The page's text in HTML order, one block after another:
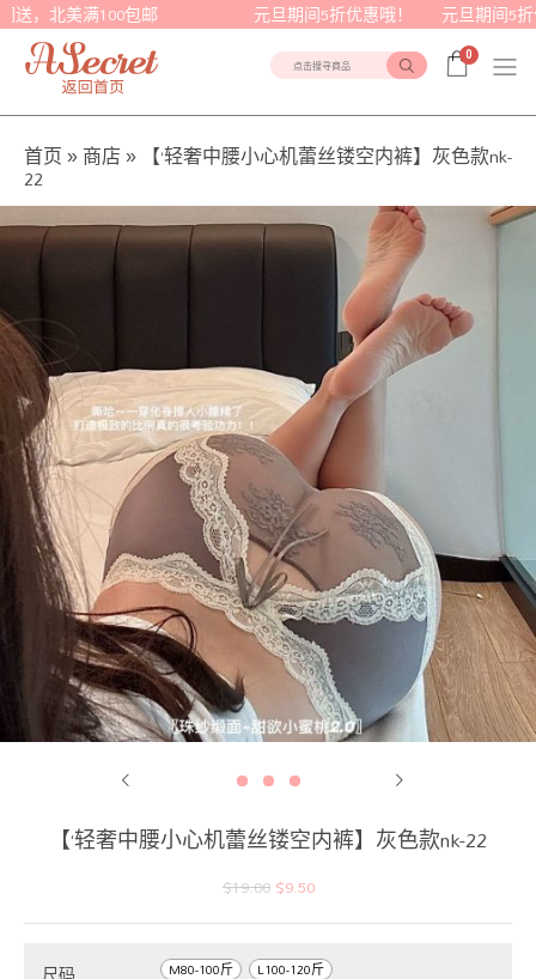
送，北美满100包邮 元旦期间5折优惠哦！ 元旦期间
点击搜寻商品
0
首页»商店» 【‘轻奢中腰小心机蕾丝镂空内裤】灰色款nk-
22
【‘轻奢中腰小心机蕾丝镂空内裤】灰色款nk-22
$19.00 $9.50
M80-100斤 L100-120斤